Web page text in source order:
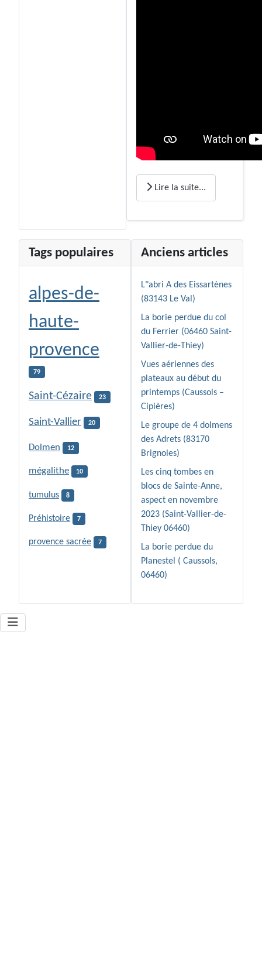
Lire la suite...
Tags populaires
alpes-de-
haute-
provence
79
Saint-Cézaire 23
Saint-Vallier 20
Dolmen 12
mégalithe 10
tumulus 8
Préhistoire 7
provence sacrée 7
Anciens articles
L"abri A des Eissartènes
(83143 Le Val)
La borie perdue du col
du Ferrier (06460 Saint-
Vallier-de-Thiey)
Vues aériennes des
plateaux au début du
printemps (Caussols –
Cipières)
Le groupe de 4 dolmens
des Adrets (83170
Brignoles)
Les cinq tombes en
blocs de Sainte-Anne,
aspect en novembre
2023 (Saint-Vallier-de-
Thiey 06460)
La borie perdue du
Planestel ( Caussols,
06460)